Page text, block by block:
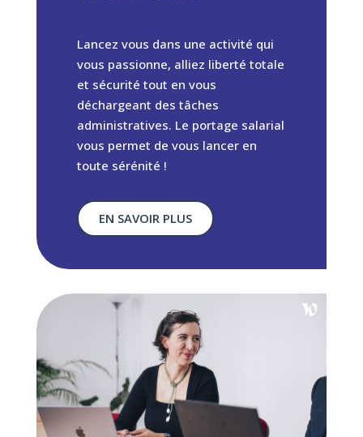
Lancez vous dans une activité qui
vous passionne, alliez liberté totale
et sécurité tout en vous
déchargeant des tâches
administratives. Le portage salarial
vous permet de vous lancer en
toute sérénité !
EN SAVOIR PLUS